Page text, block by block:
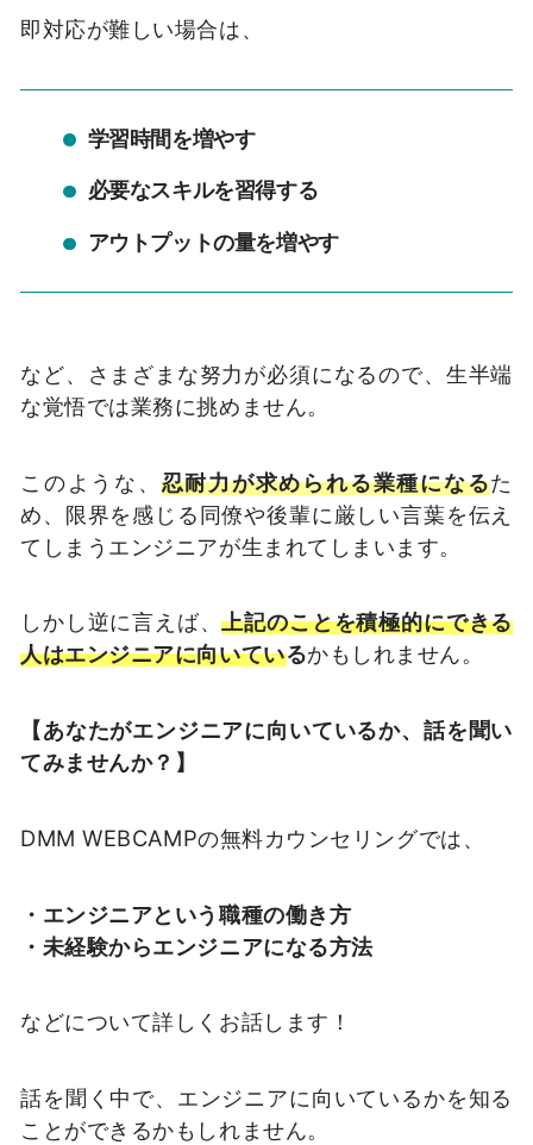
即対応が難しい場合は、
学習時間を増やす
必要なスキルを習得する
アウトプットの量を増やす
など、さまざまな努力が必須になるので、生半端
な覚悟では業務に挑めません。
このような、 忍耐力が求められる業種になるた
め、限界を感じる同僚や後輩に厳しい言葉を伝え
てしまうエンジニアが生まれてしまいます。
しかし逆に言えば、上記のことを積極的にできる
人はエンジニアに向いているかもしれません。
【あなたがエンジニアに向いているか、話を聞い
てみませんか？】
DMM WEBCAMPの無料カウンセリングでは、
・エンジニアという職種の働き方
・未経験からエンジニアになる方法
などについて詳しくお話します！
話を聞く中で、エンジニアに向いているかを知る
ことができるかもしれません。